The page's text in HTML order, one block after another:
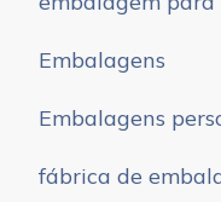
Embalagens
Embalagens
fábrica de